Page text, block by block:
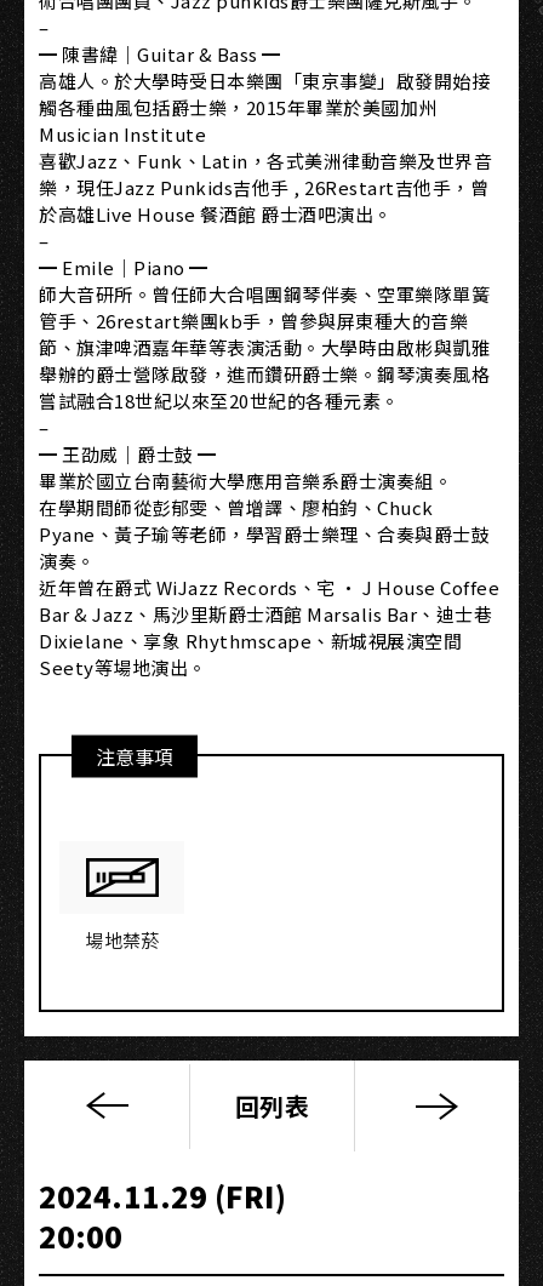
–
━ 陳書緯｜Guitar & Bass ━
高雄人。於大學時受日本樂團「東京事變」啟發開始接
觸各種曲風包括爵士樂，2015年畢業於美國加州
Musician Institute
喜歡Jazz、Funk、Latin，各式美洲律動音樂及世界音
樂，現任Jazz Punkids吉他手 , 26Restart吉他手，曾
於高雄Live House 餐酒館 爵士酒吧演出。
–
━ Emile｜Piano ━
師大音研所。曾任師大合唱團鋼琴伴奏、空軍樂隊單簧
管手、26restart樂團kb手，曾參與屏東種大的音樂
節、旗津啤酒嘉年華等表演活動。大學時由啟彬與凱雅
舉辦的爵士營隊啟發，進而鑽研爵士樂。鋼琴演奏風格
嘗試融合18世紀以來至20世紀的各種元素。
–
━ 王劭威｜爵士鼓 ━
畢業於國立台南藝術大學應用音樂系爵士演奏組。
在學期間師從彭郁雯、曾增譯、廖柏鈞、Chuck
Pyane、黃子瑜等老師，學習爵士樂理、合奏與爵士鼓
演奏。
近年曾在爵式 WiJazz Records、宅 · J House Coffee
Bar & Jazz、馬沙里斯爵士酒館 Marsalis Bar、迪士巷
Dixielane、享象 Rhythmscape、新城視展演空間
Seety等場地演出。
注意事項
場地禁菸
象
平
原
ivory
plain
回列表
2024.11.29 (FRI)
20:00